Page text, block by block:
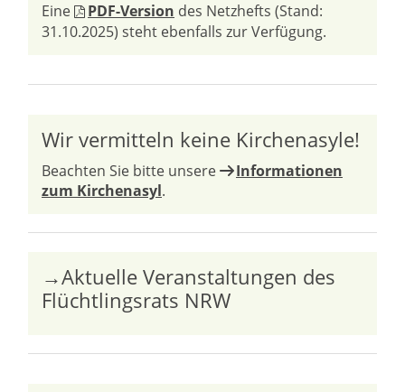
Eine
PDF-Version des Netzhefts (Stand:
31.10.2025) steht ebenfalls zur Verfügung.
Wir vermitteln keine Kirchenasyle!
Beachten Sie bitte unsere
Informationen
zum Kirchenasyl.
→Aktuelle Veranstaltungen des
Flüchtlingsrats NRW